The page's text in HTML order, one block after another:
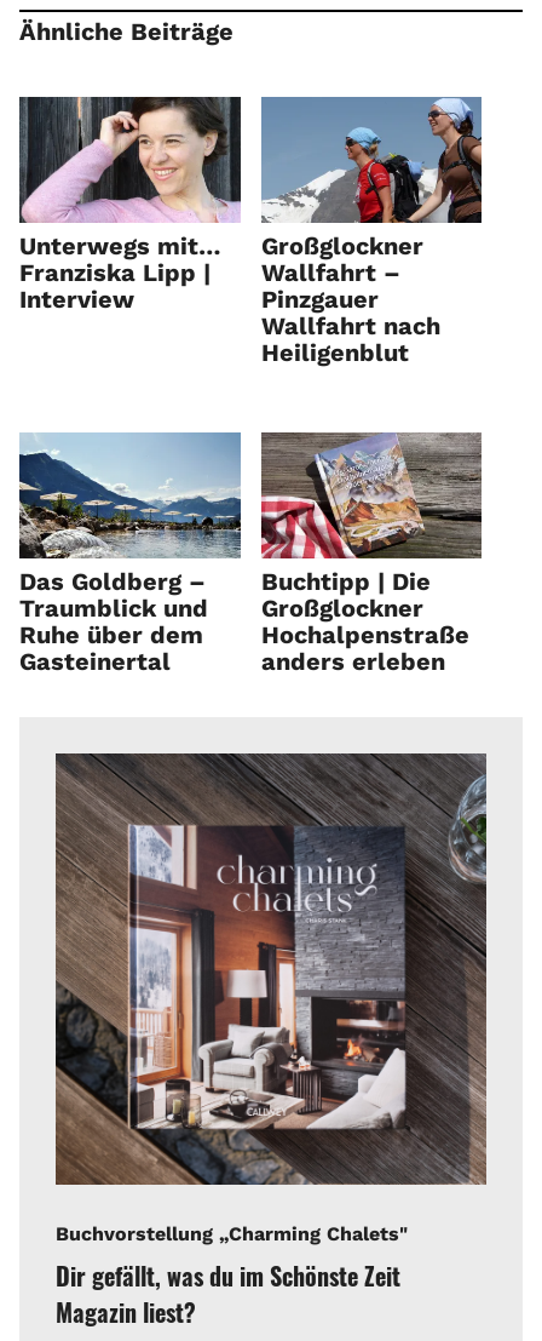
Ähnliche Beiträge
Unterwegs mit…
Franziska Lipp |
Interview
Großglockner
Wallfahrt –
Pinzgauer
Wallfahrt nach
Heiligenblut
Das Goldberg –
Traumblick und
Ruhe über dem
Gasteinertal
Buchtipp | Die
Großglockner
Hochalpenstraße
anders erleben
Buchvorstellung „Charming Chalets"
Dir gefällt, was du im Schönste Zeit
Magazin liest?